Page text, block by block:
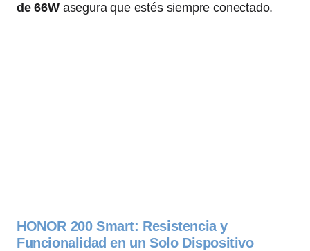
de 66Wasegura que estés siempre conectado.
HONOR 200 Smart: Resistencia y
Funcionalidad en un Solo Dispositivo